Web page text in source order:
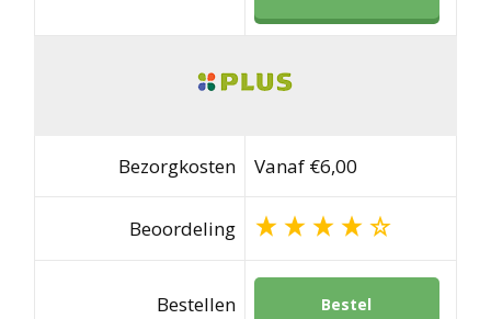
Bezorgkosten Vanaf €6,00
Beoordeling
Bestellen Bestel